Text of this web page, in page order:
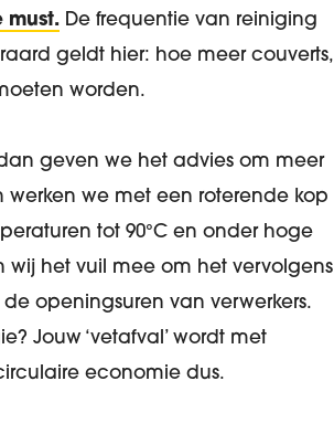
must. De frequentie van reiniging
geldt hier: hoe meer couverts,
worden.
geven we het advies om meer
we met een roterende kop
tot 90°C en onder hoge
wij het vuil mee om het vervolgens
openingsuren van verwerkers.
Jouw ‘vetafval’ wordt met
economie dus.